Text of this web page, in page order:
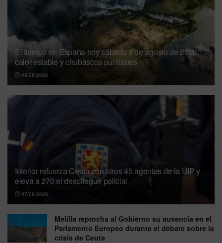
El tiempo en España hoy sábado 8 de agosto de 2026:
calor estable y chubascos puntuales
08/08/2026
Interior refuerza Ceuta con otros 45 agentes de la UIP y
eleva a 270 el despliegue policial
07/08/2026
Melilla reprocha al Gobierno su ausencia en el
Parlamento Europeo durante el debate sobre la
crisis de Ceuta